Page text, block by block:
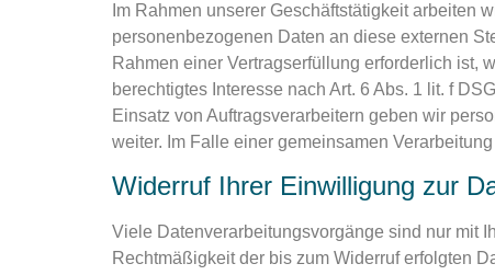
Im Rahmen unserer Geschäftstätigkeit arbeiten
personenbezogenen Daten an diese externen
Rahmen einer Vertragserfüllung erforderlich ist,
berechtigtes Interesse nach Art. 6 Abs. 1 lit. f
Einsatz von Auftragsverarbeitern geben wir
weiter. Im Falle einer gemeinsamen
Widerruf Ihrer Einwilligung zur
Viele Datenverarbeitungsvorgänge sind nur mit
Rechtmäßigkeit der bis zum Widerruf erfolgten